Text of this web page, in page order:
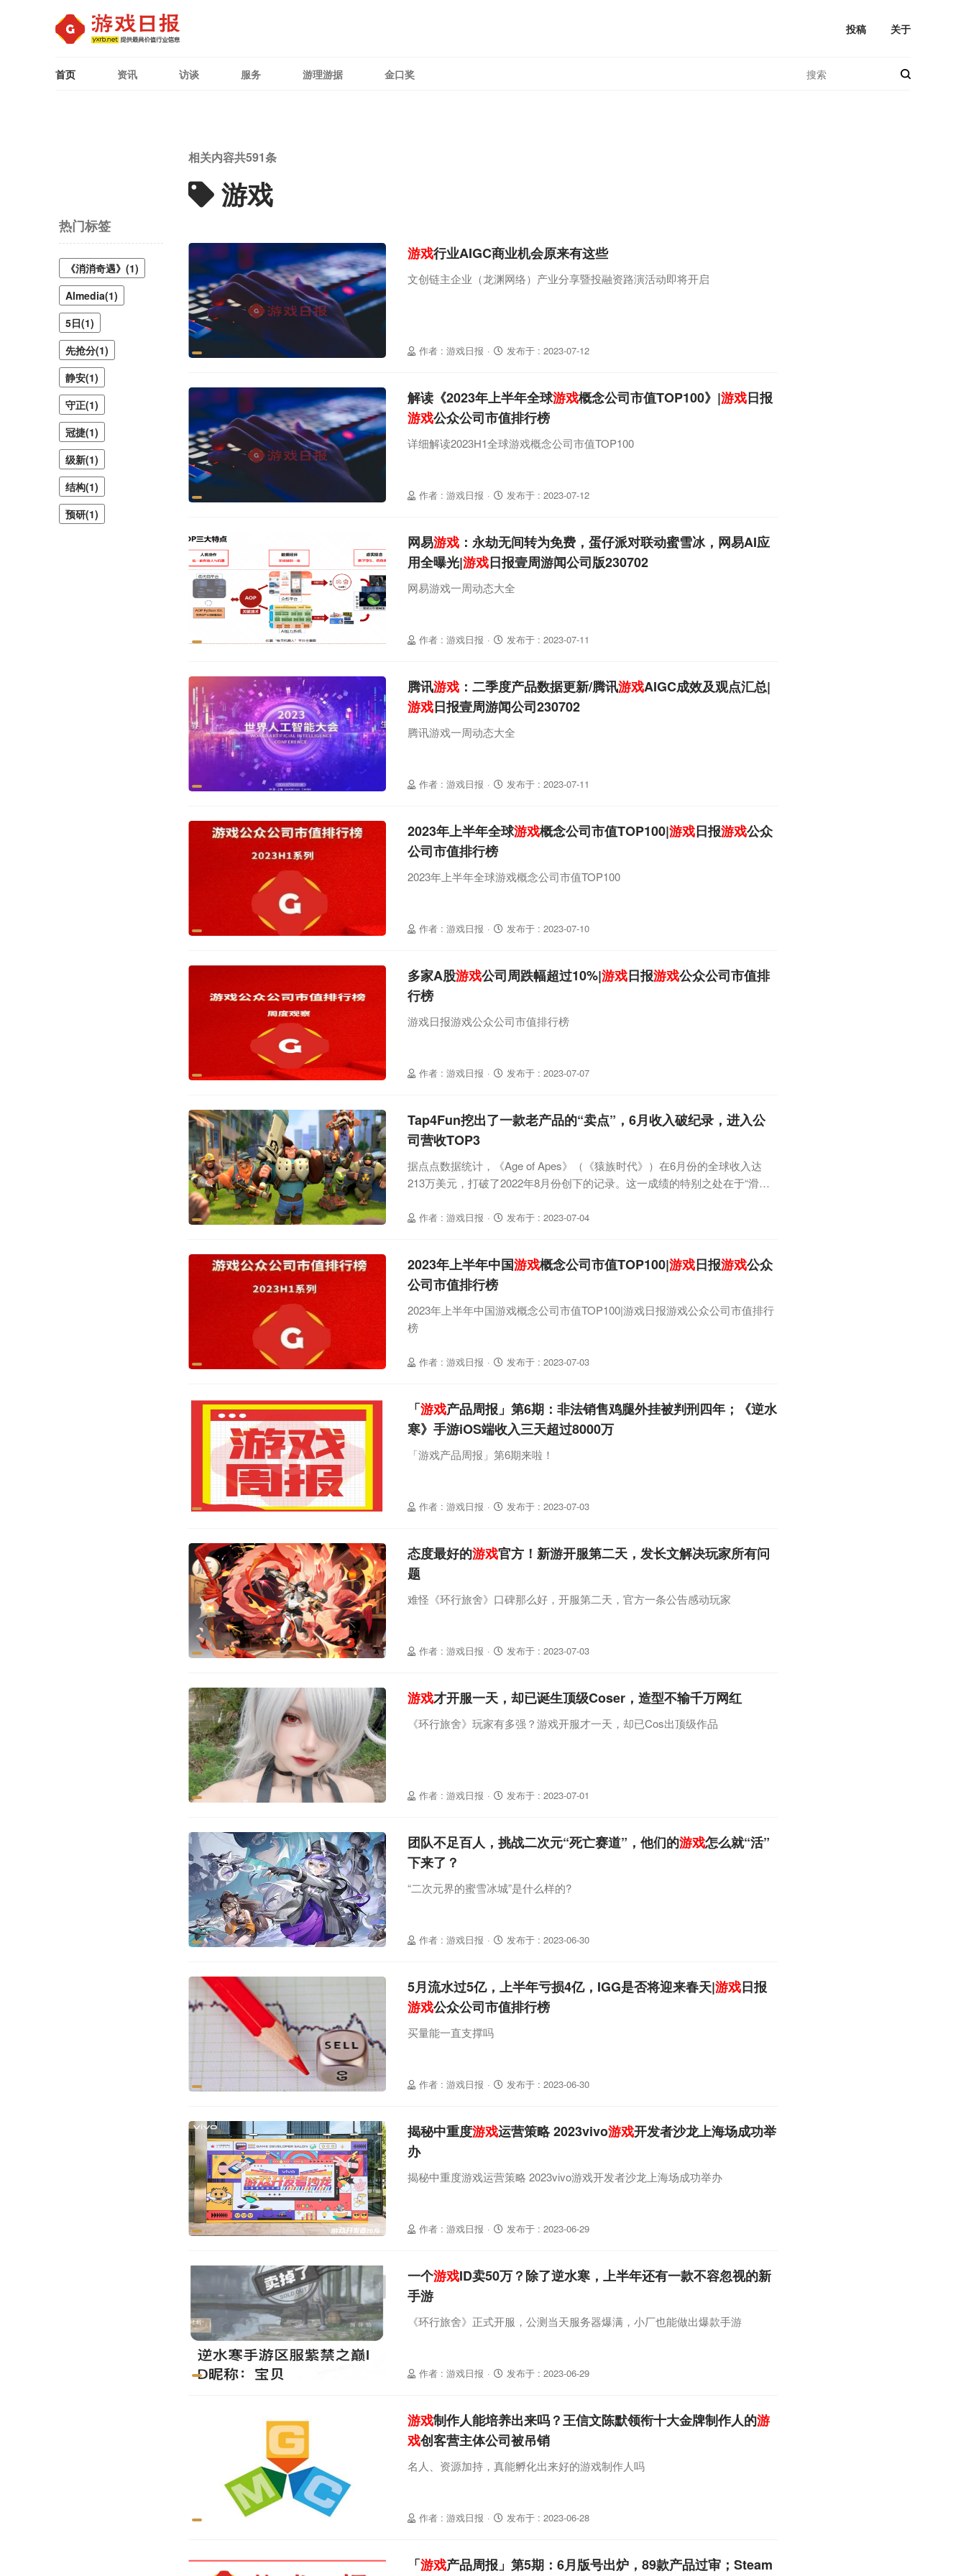
投稿 关于
首页 资讯 访谈 服务 游理游据 金口奖
热门标签
《消消奇遇》(1)
Almedia(1)
5日(1)
先抢分(1)
静安(1)
守正(1)
冠捷(1)
级新(1)
结构(1)
预研(1)
相关内容共591条
游戏
作者 : 游戏日报 · 发布于 : 2023-07-12
游戏行业AIGC商业机会原来有这些
文创链主企业（龙渊网络）产业分享暨投融资路演活动即将开启
作者 : 游戏日报 · 发布于 : 2023-07-12
解读《2023年上半年全球游戏概念公司市值TOP100》|游戏日报
游戏公众公司市值排行榜
详细解读2023H1全球游戏概念公司市值TOP100
作者 : 游戏日报 · 发布于 : 2023-07-11
网易游戏 ：永劫无间转为免费，蛋仔派对联动蜜雪冰，网易AI应
用全曝光|游戏日报壹周游闻公司版230702
网易游戏一周动态大全
作者 : 游戏日报 · 发布于 : 2023-07-11
腾讯游戏 ：二季度产品数据更新/腾讯游戏AIGC成效及观点汇总|
游戏日报壹周游闻公司230702
腾讯游戏一周动态大全
作者 : 游戏日报 · 发布于 : 2023-07-10
2023年上半年全球游戏概念公司市值TOP100|游戏日报游戏公众
公司市值排行榜
2023年上半年全球游戏概念公司市值TOP100
作者 : 游戏日报 · 发布于 : 2023-07-07
多家A股游戏公司周跌幅超过10%|游戏日报游戏公众公司市值排
行榜
游戏日报游戏公众公司市值排行榜
作者 : 游戏日报 · 发布于 : 2023-07-04
Tap4Fun挖出了一款老产品的“卖点”，6月收入破纪录，进入公
司营收TOP3
据点点数据统计，《Age of Apes》（《猿族时代》）在6月份的全球收入达
213万美元，打破了2022年8月份创下的记录。这一成绩的特别之处在于“滑落
在2020年上线，去年8月份的单月收入突破了200万美元，但这与国内市场同期
作者 : 游戏日报 · 发布于 : 2023-07-03
2023年上半年中国游戏概念公司市值TOP100|游戏日报游戏公众
公司市值排行榜
2023年上半年中国游戏概念公司市值TOP100|游戏日报游戏公众公司市值排行
榜
作者 : 游戏日报 · 发布于 : 2023-07-03
「游戏产品周报」第6期：非法销售鸡腿外挂被判刑四年；《逆水
寒》手游iOS端收入三天超过8000万
「游戏产品周报」第6期来啦！
作者 : 游戏日报 · 发布于 : 2023-07-03
态度最好的游戏官方！新游开服第二天，发长文解决玩家所有问
题
难怪《环行旅舍》口碑那么好，开服第二天，官方一条公告感动玩家
作者 : 游戏日报 · 发布于 : 2023-07-01
游戏才开服一天，却已诞生顶级Coser，造型不输千万网红
《环行旅舍》玩家有多强？游戏开服才一天，却已Cos出顶级作品
作者 : 游戏日报 · 发布于 : 2023-06-30
团队不足百人，挑战二次元“死亡赛道”，他们的游戏怎么就“活”
下来了？
“二次元界的蜜雪冰城”是什么样的?
作者 : 游戏日报 · 发布于 : 2023-06-30
5月流水过5亿，上半年亏损4亿，IGG是否将迎来春天|游戏日报
游戏公众公司市值排行榜
买量能一直支撑吗
作者 : 游戏日报 · 发布于 : 2023-06-29
揭秘中重度游戏运营策略 2023vivo游戏开发者沙龙上海场成功举
办
揭秘中重度游戏运营策略 2023vivo游戏开发者沙龙上海场成功举办
作者 : 游戏日报 · 发布于 : 2023-06-29
一个游戏ID卖50万？除了逆水寒，上半年还有一款不容忽视的新
手游
《环行旅舍》正式开服，公测当天服务器爆满，小厂也能做出爆款手游
作者 : 游戏日报 · 发布于 : 2023-06-28
游戏制作人能培养出来吗？王信文陈默领衔十大金牌制作人的游
戏创客营主体公司被吊销
名人、资源加持，真能孵化出来好的游戏制作人吗
「游戏产品周报」第5期：6月版号出炉，89款产品过审；Steam